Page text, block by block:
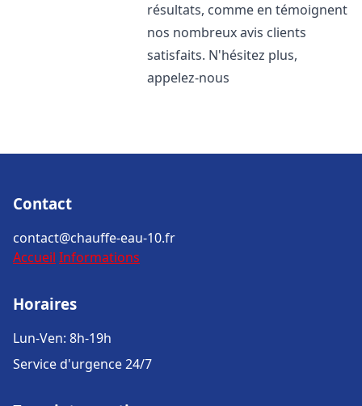
résultats, comme en témoignent
nos nombreux avis clients
satisfaits. N'hésitez plus,
appelez-nous
Contact
contact@chauffe-eau-10.fr
Accueil Informations
Horaires
Lun-Ven: 8h-19h
Service d'urgence 24/7